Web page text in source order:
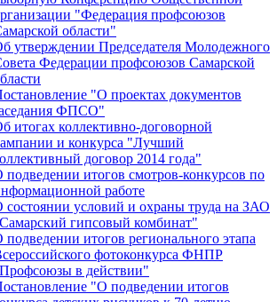
"Федерация профсоюзов
области"
утверждении Председателя Молодежного
Федерации профсоюзов Самарской
"О проектах документов
ФПСО"
итогах коллективно-договорной
и конкурса "Лучший
договор 2014 года"
подведении итогов смотров-конкурсов по
работе
состоянии условий и охраны труда на ЗАО
гипсовый комбинат"
подведении итогов регионального этапа
фотоконкурса ФНПР
в действии"
"О подведении итогов